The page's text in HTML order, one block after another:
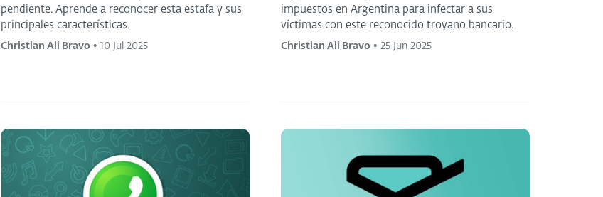
pendiente. Aprende a reconocer esta estafa y sus
principales características.
Christian Ali Bravo • 10 Jul 2025
impuestos en Argentina para infectar a sus
víctimas con este reconocido troyano bancario.
Christian Ali Bravo • 25 Jun 2025